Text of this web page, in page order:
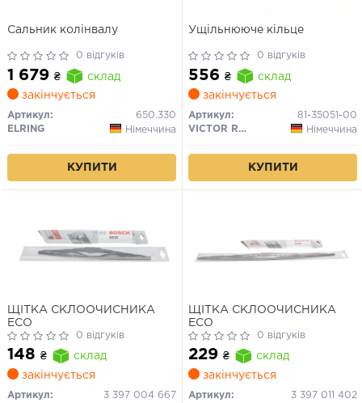
Сальник колінвалу
0 відгуків
1 679 ₴
склад
закінчується
Артикул:
650.330
ELRING
Німеччина
КУПИТИ
Ущільнююче кільце
0 відгуків
556 ₴
склад
закінчується
Артикул:
81-35051-00
VICTOR REINZ
Німеччина
КУПИТИ
ЩІТКА СКЛООЧИСНИКА
ECO
0 відгуків
148 ₴
склад
закінчується
Артикул:
3 397 004 667
ЩІТКА СКЛООЧИСНИКА
ECO
0 відгуків
229 ₴
склад
закінчується
Артикул:
3 397 011 402